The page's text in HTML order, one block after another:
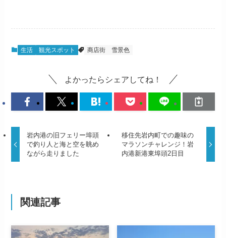
生活 観光スポット 商店街 雪景色
よかったらシェアしてね！
岩内港の旧フェリー埠頭
で釣り人と海と空を眺め
ながら走りました
移住先岩内町での趣味の
マラソンチャレンジ！岩
内港新港東埠頭2日目
関連記事